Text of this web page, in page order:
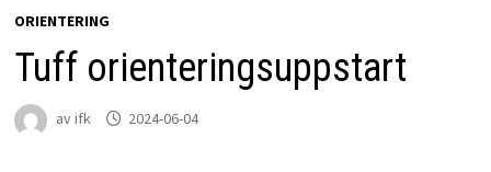
ORIENTERING
Tuff orienteringsuppstart
avifk 2024-06-04